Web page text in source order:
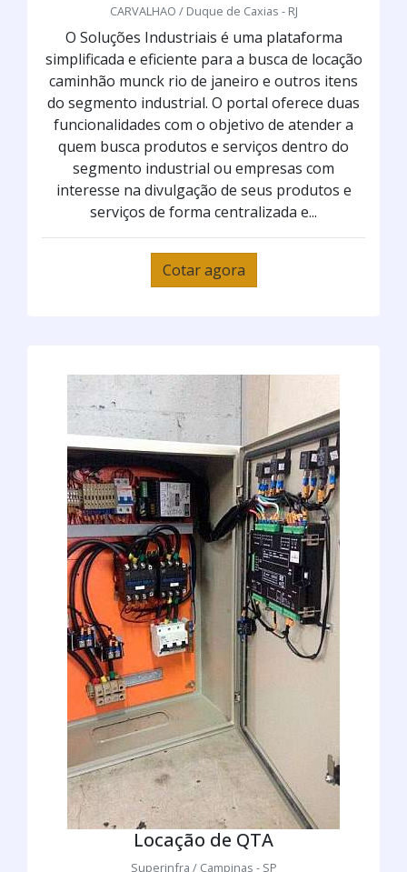
CARVALHAO / Duque de Caxias - RJ
O Soluções Industriais é uma plataforma
simplificada e eficiente para a busca de locação
caminhão munck rio de janeiro e outros itens
do segmento industrial. O portal oferece duas
funcionalidades com o objetivo de atender a
quem busca produtos e serviços dentro do
segmento industrial ou empresas com
interesse na divulgação de seus produtos e
serviços de forma centralizada e...
Cotar agora
Locação de QTA
Superinfra / Campinas - SP